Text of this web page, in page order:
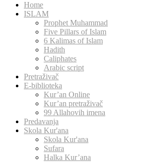
Home
ISLAM
Prophet Muhammad
Five Pillars of Islam
6 Kalimas of Islam
Hadith
Caliphates
Arabic script
Pretraživač
E-biblioteka
Kur’an Online
Kur’an pretraživač
99 Allahovih imena
Predavanja
Skola Kur'ana
Skola Kur'ana
Sufara
Halka Kur’ana